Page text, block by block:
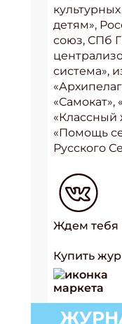
детям»,
союз, СПб
система»,
«Самокат»,
«Классный
«Помощь
Русского
Ждем тебя
Купить